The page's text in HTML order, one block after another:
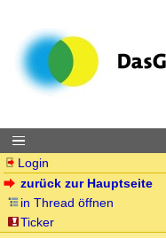
Login
zurück zur Hauptseite
in Thread öffnen
Ticker